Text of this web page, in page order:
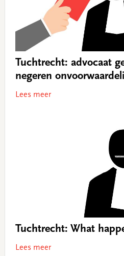
Tuchtrecht: advocaat
negeren
Lees meer
Tuchtrecht: What
Lees meer